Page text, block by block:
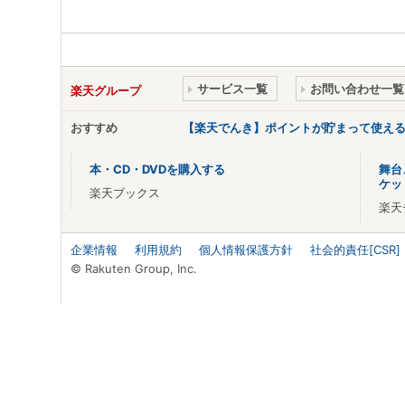
楽天グループ サービス一覧 お問い合わせ一覧
おすすめ 【楽天でんき】ポイントが貯まって使え
本・CD・DVDを購入する
楽天ブックス
舞台
ケッ
楽天
企業情報 利用規約 個人情報保護方針
社会的責任[CSR]
© Rakuten Group, Inc.